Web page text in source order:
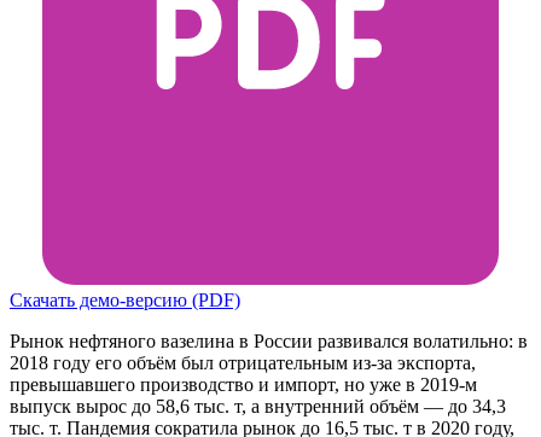
Скачать демо-версию (PDF)
Рынок нефтяного вазелина в России развивался волатильно: в
2018 году его объём был отрицательным из-за экспорта,
превышавшего производство и импорт, но уже в 2019-м
выпуск вырос до 58,6 тыс. т, а внутренний объём — до 34,3
тыс. т. Пандемия сократила рынок до 16,5 тыс. т в 2020 году,